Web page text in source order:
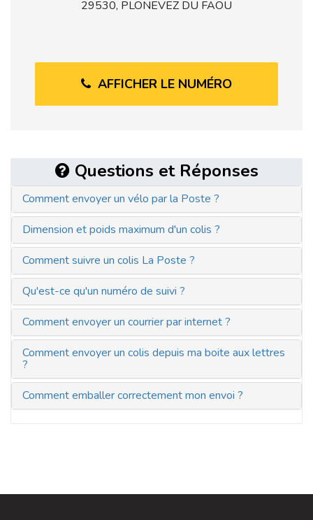
29530, PLONEVEZ DU FAOU
AFFICHER LE NUMÉRO
Questions et Réponses
Comment envoyer un vélo par la Poste ?
Dimension et poids maximum d'un colis ?
Comment suivre un colis La Poste ?
Qu'est-ce qu'un numéro de suivi ?
Comment envoyer un courrier par internet ?
Comment envoyer un colis depuis ma boite aux lettres
?
Comment emballer correctement mon envoi ?